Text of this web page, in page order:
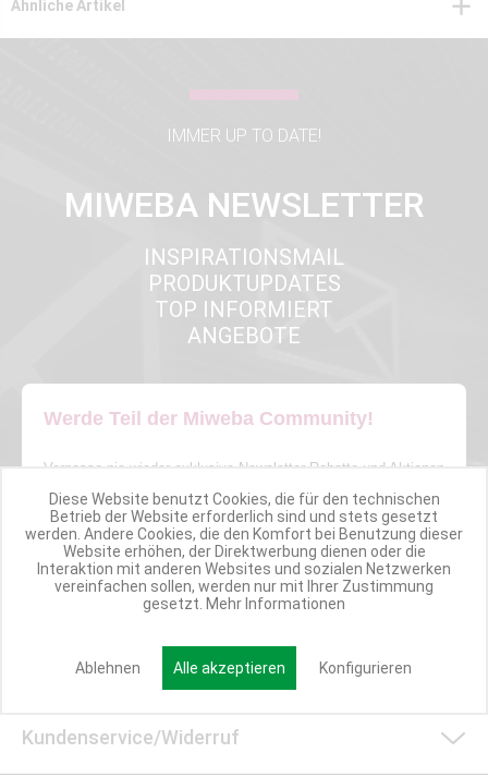
Ähnliche Artikel
IMMER UP TO DATE!
MIWEBA NEWSLETTER
INSPIRATIONSMAIL
PRODUKTUPDATES
TOP INFORMIERT
ANGEBOTE
Werde Teil der Miweba Community!
Verpasse nie wieder exklusive Newsletter-Rabatte und Aktionen
E-MAIL*
Anmelden
Kundenservice/Widerruf
Diese Website benutzt Cookies, die für den technischen
Betrieb der Website erforderlich sind und stets gesetzt
werden. Andere Cookies, die den Komfort bei Benutzung dieser
Website erhöhen, der Direktwerbung dienen oder die
Interaktion mit anderen Websites und sozialen Netzwerken
vereinfachen sollen, werden nur mit Ihrer Zustimmung
gesetzt. Mehr Informationen
Ablehnen Alle akzeptieren Konfigurieren